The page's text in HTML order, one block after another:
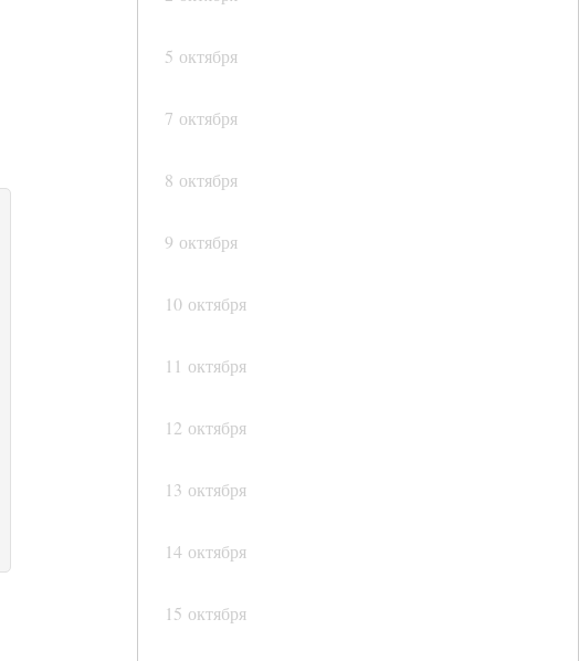
5 октября
7 октября
8 октября
9 октября
10 октября
11 октября
12 октября
13 октября
14 октября
15 октября